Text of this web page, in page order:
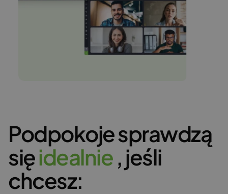
Podpokoje sprawdzą
sięidealnie , jeśli
chcesz: